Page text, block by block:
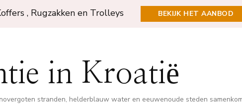
, Rugzakken en Trolleys BEKIJK HET AANBOD
in Kroatië
stranden, helderblauw water en eeuwenoude steden